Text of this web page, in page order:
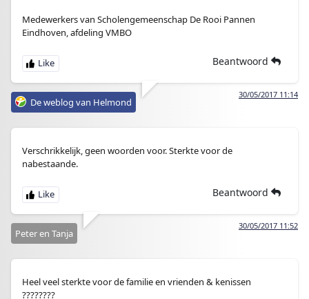
Medewerkers van Scholengemeenschap De Rooi Pannen
Eindhoven, afdeling VMBO
Beantwoord
30/05/2017 11:14
De weblog van Helmond
Verschrikkelijk, geen woorden voor. Sterkte voor de
nabestaande.
Beantwoord
30/05/2017 11:52
Peter en Tanja
Heel veel sterkte voor de familie en vrienden & kenissen
????????